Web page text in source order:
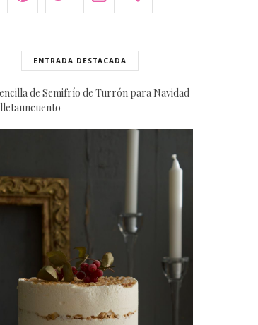
ENTRADA DESTACADA
de Semifrío de Turrón para Navidad